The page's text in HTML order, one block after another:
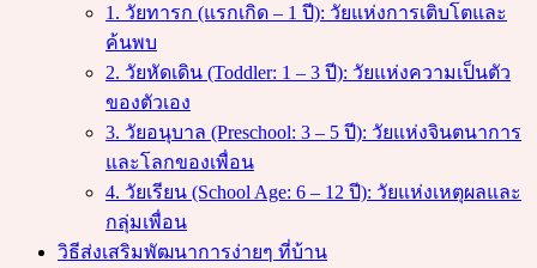
1. วัยทารก (แรกเกิด – 1 ปี): วัยแห่งการเติบโตและ
ค้นพบ
2. วัยหัดเดิน (Toddler: 1 – 3 ปี): วัยแห่งความเป็นตัว
ของตัวเอง
3. วัยอนุบาล (Preschool: 3 – 5 ปี): วัยแห่งจินตนาการ
และโลกของเพื่อน
4. วัยเรียน (School Age: 6 – 12 ปี): วัยแห่งเหตุผลและ
กลุ่มเพื่อน
วิธีส่งเสริมพัฒนาการง่ายๆ ที่บ้าน